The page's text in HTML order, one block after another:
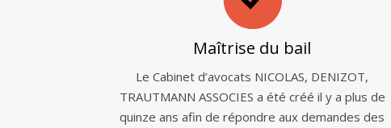
Maîtrise du bail
Le Cabinet d’avocats NICOLAS, DENIZOT,
TRAUTMANN ASSOCIES a été créé il y a plus de
quinze ans afin de répondre aux demandes des